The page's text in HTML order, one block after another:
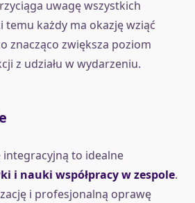
uwagę wszystkich
temu każdy ma okazję wziąć
znacząco zwiększa poziom
z udziału w wydarzeniu.
integracyjną to idealne
i nauki współpracy w zespole.
i profesjonalną oprawę